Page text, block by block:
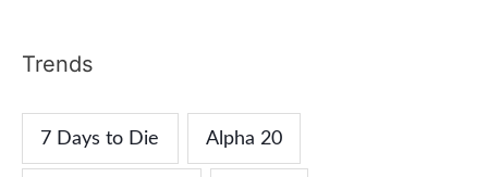
Trends
7 Days to Die Alpha 20